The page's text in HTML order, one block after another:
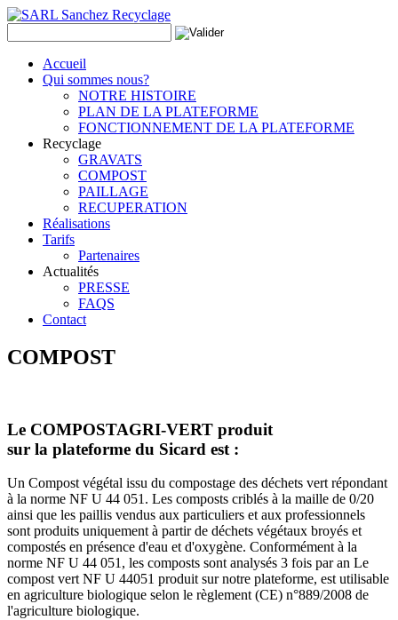
Accueil
Qui sommes nous?
NOTRE HISTOIRE
PLAN DE LA PLATEFORME
FONCTIONNEMENT DE LA PLATEFORME
Recyclage
GRAVATS
COMPOST
PAILLAGE
RECUPERATION
Réalisations
Tarifs
Partenaires
Actualités
PRESSE
FAQS
Contact
COMPOST
Le COMPOSTAGRI-VERT produit
sur la plateforme du Sicard est :
Un Compost végétal issu du compostage des déchets vert répondant
à la norme NF U 44 051. Les composts criblés à la maille de 0/20
ainsi que les paillis vendus aux particuliers et aux professionnels
sont produits uniquement à partir de déchets végétaux broyés et
compostés en présence d'eau et d'oxygène. Conformément à la
norme NF U 44 051, les composts sont analysés 3 fois par an Le
compost vert NF U 44051 produit sur notre plateforme, est utilisable
en agriculture biologique selon le règlement (CE) n°889/2008 de
l'agriculture biologique.